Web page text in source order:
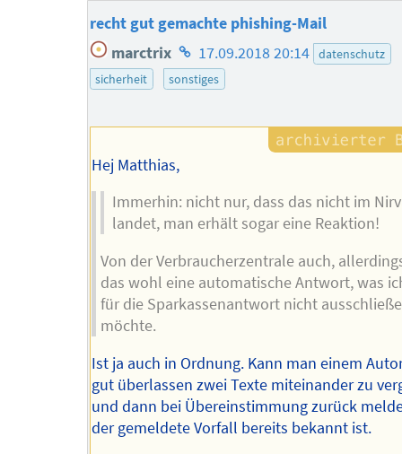
recht gut gemachte phishing-Mail
marctrix Homepage
des
17.09.2018 20:14 datenschutz
sicherheit
sonstiges
Hej Matthias,
Immerhin: nicht nur, dass das nicht im
landet, man erhält sogar eine Reaktion!
Von der Verbraucherzentrale auch,
das wohl eine automatische Antwort, was
für die Sparkassenantwort nicht
möchte.
Ist ja auch in Ordnung. Kann man einem
gut überlassen zwei Texte miteinander zu
und dann bei Übereinstimmung zurück
der gemeldete Vorfall bereits bekannt ist.